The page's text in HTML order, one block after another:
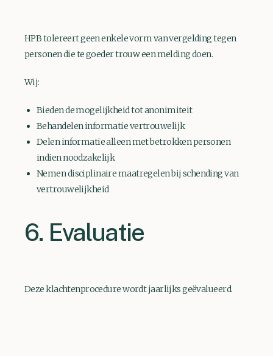
HPB tolereert geen enkele vorm van vergelding tegen
personen die te goeder trouw een melding doen.
Wij:
Bieden de mogelijkheid tot anonimiteit
Behandelen informatie vertrouwelijk
Delen informatie alleen met betrokken personen
indien noodzakelijk
Nemen disciplinaire maatregelen bij schending van
vertrouwelijkheid
6. Evaluatie
Deze klachtenprocedure wordt jaarlijks geëvalueerd.